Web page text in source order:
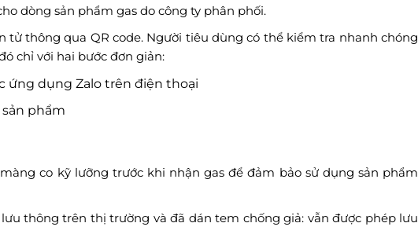
dòng sản phẩm gas do công ty phân phối.
thông qua QR code. Người tiêu dùng có thể kiểm tra nhanh chóng
chỉ với hai bước đơn giản:
ứng dụng Zalo trên điện thoại
phẩm
co kỹ lưỡng trước khi nhận gas để đảm bảo sử dụng sản phẩm
thông trên thị trường và đã dán tem chống giả: vẫn được phép lưu